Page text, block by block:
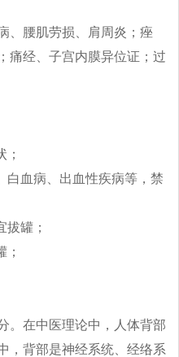
、腰肌劳损、肩周炎；痤
痛经、子宫内膜异位证；过
白血病、出血性疾病等，禁
罐；
。在中医理论中，人体背部
，背部是神经系统、经络系